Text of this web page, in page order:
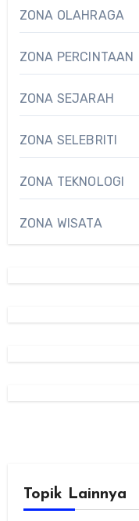
ZONA OLAHRAGA
ZONA PERCINTAAN
ZONA SEJARAH
ZONA SELEBRITI
ZONA TEKNOLOGI
ZONA WISATA
Topik Lainnya